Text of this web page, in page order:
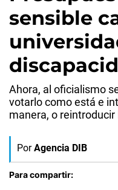
sensible
Ahora, al oficialismo
votarlo como está e
manera, o
Por Agencia DIB
Para compartir: